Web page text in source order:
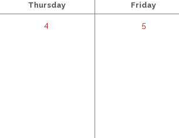
Thursday Friday
4 5